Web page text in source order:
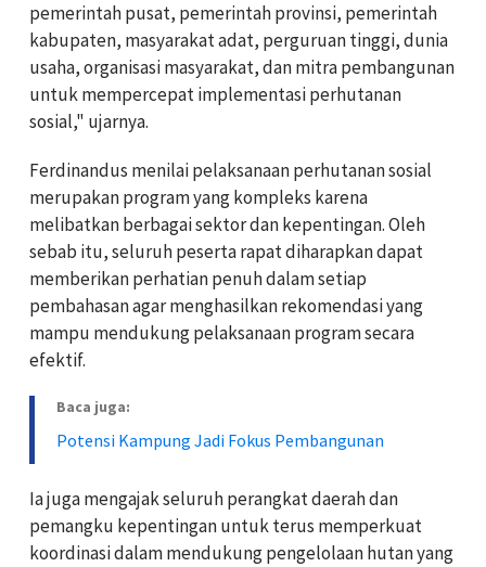
pemerintah pusat, pemerintah provinsi, pemerintah
kabupaten, masyarakat adat, perguruan tinggi, dunia
usaha, organisasi masyarakat, dan mitra pembangunan
untuk mempercepat implementasi perhutanan
sosial," ujarnya.
Ferdinandus menilai pelaksanaan perhutanan sosial
merupakan program yang kompleks karena
melibatkan berbagai sektor dan kepentingan. Oleh
sebab itu, seluruh peserta rapat diharapkan dapat
memberikan perhatian penuh dalam setiap
pembahasan agar menghasilkan rekomendasi yang
mampu mendukung pelaksanaan program secara
efektif.
Baca juga:
Potensi Kampung Jadi Fokus Pembangunan
Ia juga mengajak seluruh perangkat daerah dan
pemangku kepentingan untuk terus memperkuat
koordinasi dalam mendukung pengelolaan hutan yang